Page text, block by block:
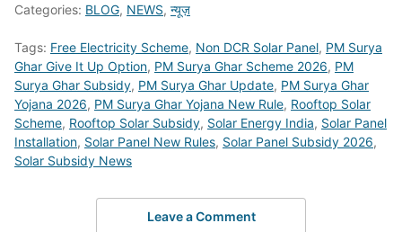
Categories: BLOG, NEWS, न्यूज़
Tags: Free Electricity Scheme, Non DCR Solar Panel, PM Surya
Ghar Give It Up Option, PM Surya Ghar Scheme 2026, PM
Surya Ghar Subsidy, PM Surya Ghar Update, PM Surya Ghar
Yojana 2026, PM Surya Ghar Yojana New Rule, Rooftop Solar
Scheme, Rooftop Solar Subsidy, Solar Energy India, Solar Panel
Installation, Solar Panel New Rules, Solar Panel Subsidy 2026,
Solar Subsidy News
Leave a Comment